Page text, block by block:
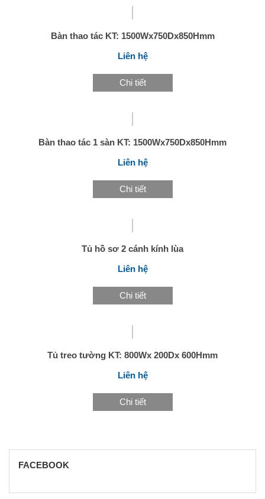
Bàn thao tác KT: 1500Wx750Dx850Hmm
Liên hệ
Chi tiết
Bàn thao tác 1 sàn KT: 1500Wx750Dx850Hmm
Liên hệ
Chi tiết
Tủ hồ sơ 2 cánh kính lùa
Liên hệ
Chi tiết
Tủ treo tường KT: 800Wx 200Dx 600Hmm
Liên hệ
Chi tiết
FACEBOOK